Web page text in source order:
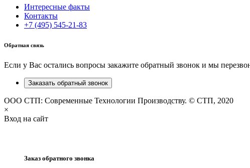
Интересные факты
Контакты
+7 (495) 545-21-83
Обратная связь
Если у Вас остались вопросы закажите обратный звонок и мы
Заказать обратный звонок
ООО СТП: Современные Технологии Производству. © СТП, 2020
×
Вход на сайт
Заказ обратного звонка